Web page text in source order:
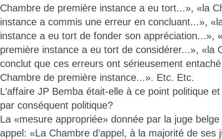
Chambre de première instance a eu tort...», «la
instance a commis une erreur en concluant...»,
instance a eu tort de fonder son appréciation...»,
première instance a eu tort de considérer...», «la
conclut que ces erreurs ont sérieusement
Chambre de première instance...». Etc. Etc.
L’affaire JP Bemba était-elle à ce point politique
par conséquent politique?
La «mesure appropriée» donnée par la juge
appel: «La Chambre d’appel, à la majorité de ses